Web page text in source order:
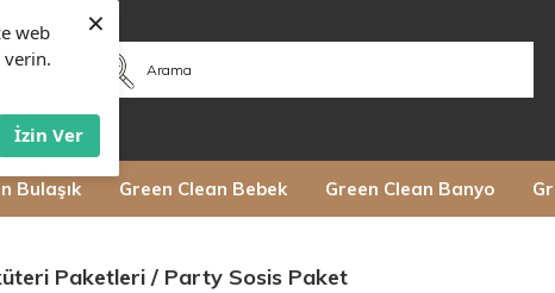
web
İzin Ver
×
Bulaşık Green Clean Bebek Green Clean Banyo
Paketleri Party Sosis Paket